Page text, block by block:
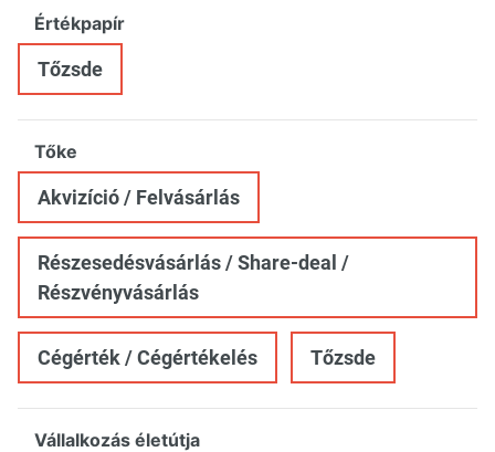
Értékpapír
Tőzsde
Tőke
Akvizíció / Felvásárlás
Részesedésvásárlás / Share-deal /
Részvényvásárlás
Cégérték / Cégértékelés Tőzsde
Vállalkozás életútja